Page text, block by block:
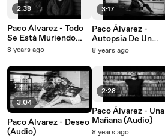
2:38
Paco Álvarez - Todo
Se Está Muriendo
(Audio)
8 years ago
3:04
Paco Álvarez - Deseo
(Audio)
3:17
Paco Álvarez -
Autopsia De Un
Poema (Audio)
8 years ago
2:28
Paco Álvarez - Una
Mañana (Audio)
8 years ago